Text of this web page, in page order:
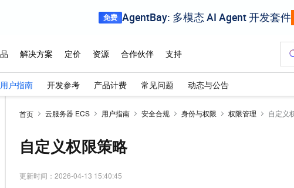
用户指南 开发参考 产品计费 常见问题 动态与公告
首页 云服务器 ECS 用户指南 安全合规 身份与权限 权限管理 自定义
自定义权限策略
更新时间： 2026-04-13 15:40:45